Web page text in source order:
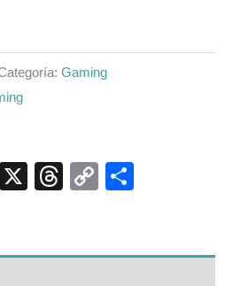
Gaming
Telegram
X Threads
Copy